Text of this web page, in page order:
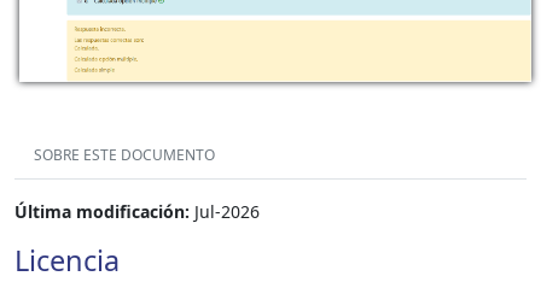
SOBRE ESTE DOCUMENTO
Última modificación: Jul-2026
Licencia